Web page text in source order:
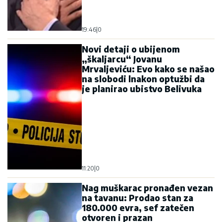
19:46|0
Novi detaji o ubijenom
„škaljarcu“ Jovanu
Mrvaljeviću: Evo kako se našao
na slobodi lnakon optužbi da
je planirao ubistvo Belivuka
11:20|0
Nag muškarac pronađen vezan
na tavanu: Prodao stan za
180.000 evra, sef zatečen
otvoren i prazan